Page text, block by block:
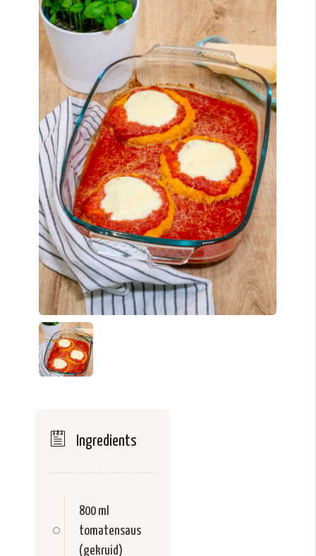
Ingredients
800 ml
tomatensaus
(gekruid)